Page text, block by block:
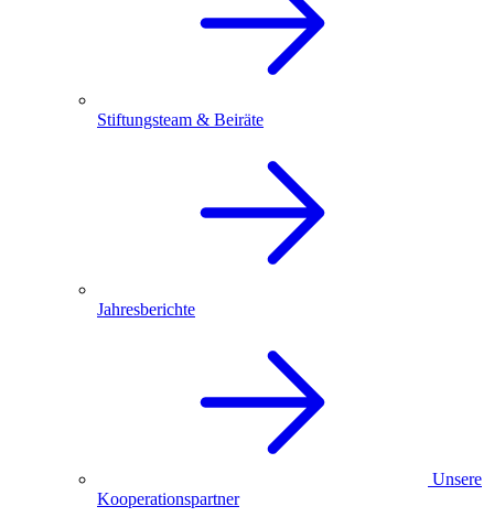
Stiftungsteam & Beiräte
Jahresberichte
Unsere
Kooperationspartner